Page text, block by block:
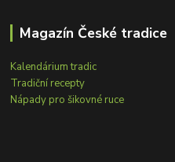
Magazín České tradice
Kalendárium tradic
Tradiční recepty
Nápady pro šikovné ruce